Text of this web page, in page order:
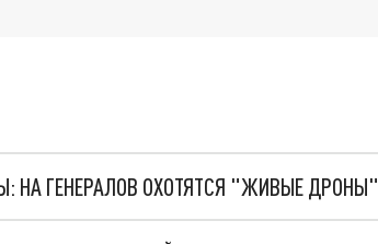
НА ГЕНЕРАЛОВ ОХОТЯТСЯ "ЖИВЫЕ ДРОНЫ"